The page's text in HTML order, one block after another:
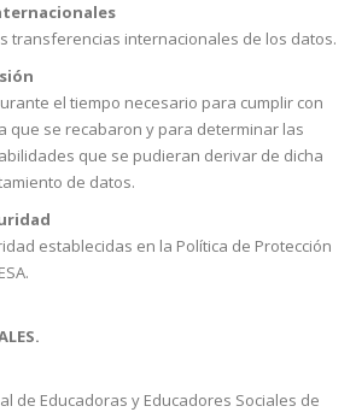
transferencias internacionales de los datos.
el tiempo necesario para cumplir con
que se recabaron y para determinar las
que se pudieran derivar de dicha
de datos.
establecidas en la Política de Protección
de Educadoras y Educadores Sociales de